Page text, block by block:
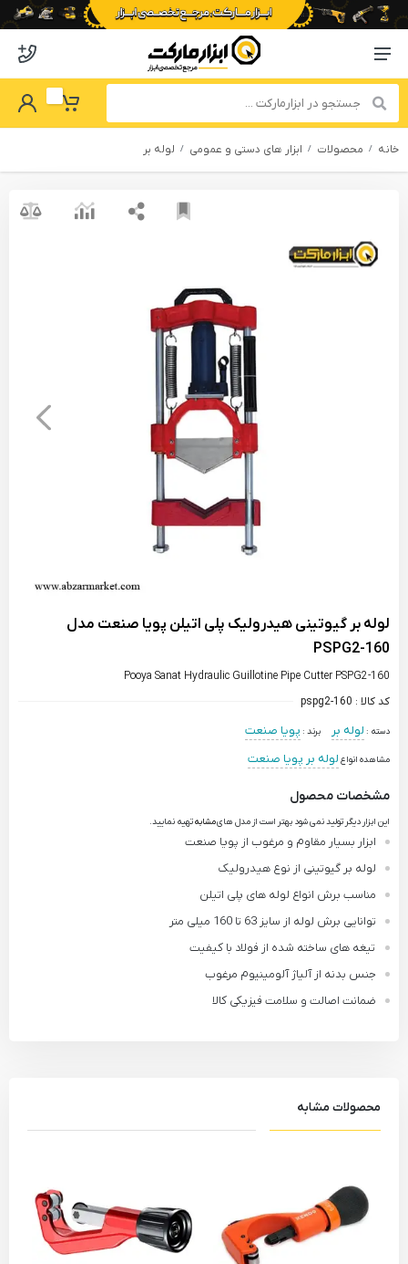
Menu Navigation
My Basket
Password
خانه محصولات ابزار های دستی و عمومی لوله بر
لوله بر گیوتینی هیدرولیک پلی اتیلن پویا صنعت مدل
PSPG2-160
Pooya Sanat Hydraulic Guillotine Pipe Cutter PSPG2-160
کد کالا : pspg2-160
دسته : لوله بر برند : پویا صنعت
مشاهده انواع لوله بر پویا صنعت
مشخصات محصول
این ابزار دیگر تولید نمی شود بهتر است از مدل هایمشابهتهیه نمایید.
ابزار بسیار مقاوم و مرغوب از پویا صنعت
لوله بر گیوتینی از نوع هیدرولیک
مناسب برش انواع لوله های پلی اتیلن
توانایی برش لوله از سایز 63 تا 160 میلی متر
تیغه های ساخته شده از فولاد با کیفیت
جنس بدنه از آلیاژ آلومینیوم مرغوب
ضمانت اصالت و سلامت فیزیکی کالا
محصولات مشابه